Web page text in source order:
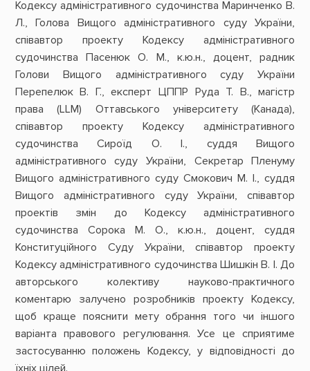
Кодексу адміністративного судочинства Маринченко В.
Л., Голова Вищого адміністративного суду України,
співавтор проекту Кодексу адміністративного
судочинства Пасенюк О. М., к.ю.н., доцент, радник
Голови Вищого адміністративного суду України
Перепелюк В. Г., експерт ЦППР Руда Т. В., магістр
права (LLM) Оттавського університету (Канада),
співавтор проекту Кодексу адміністративного
судочинства Сироїд О. І., суддя Вищого
адміністративного суду України, Секретар Пленуму
Вищого адміністративного суду Смокович М. І., суддя
Вищого адміністративного суду України, співавтор
проектів змін до Кодексу адміністративного
судочинства Сорока М. О., к.ю.н., доцент, суддя
Конституційного Суду України, співавтор проекту
Кодексу адміністративного судочинства Шишкін В. І. До
авторського колективу науково-практичного
коментарю залучено розробників проекту Кодексу,
щоб краще пояснити мету обрання того чи іншого
варіанта правового регулювання. Усе це сприятиме
застосуванню положень Кодексу, у відповідності до